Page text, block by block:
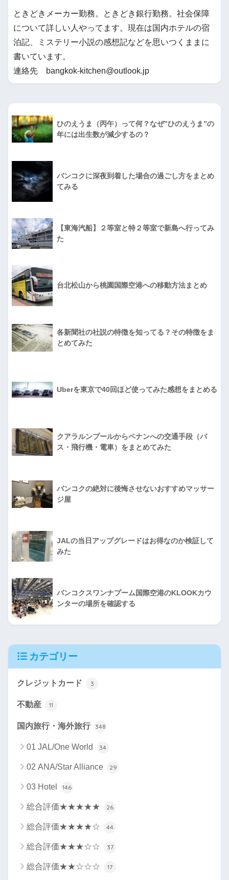
ときどきメーカー勤務。ときどき銀行勤務。社会保障
について詳しい人やってます。現在は国内ホテルの宿
泊記、ミステリー小説の感想記などを思いつくままに
書いています。
連絡先 bangkok-kitchen@outlook.jp
ひのえうま（丙午）って何？なぜ”ひのえうま”の
年には出生数が減少するの？
バンコクに深夜到着した場合の過ごし方をまとめ
てみる
【東海汽船】２等室と特２等室で新島へ行ってみ
た
台北松山から桃園国際空港への移動方法まとめ
各新聞社の社説の特徴を知ってる？その特徴をま
とめてみた
Uberを東京で40回ほど使ってみた感想をまとめる
クアラルンプールからペナンへの交通手段（バ
ス・飛行機・電車）をまとめてみた
バンコクの絶対に後悔させないおすすめマッサー
ジ屋
JALの当日アップグレードはお得なのか検証して
みた
バンコクスワンナプーム国際空港のKLOOKカウ
ンターの場所を確認する
カテゴリー
クレジットカード 3
不動産 11
国内旅行・海外旅行 348
01 JAL/One World 34
02 ANA/Star Alliance 29
03 Hotel 146
総合評価★★★★★ 26
総合評価★★★★☆ 44
総合評価★★★☆☆ 37
総合評価★★☆☆☆ 17